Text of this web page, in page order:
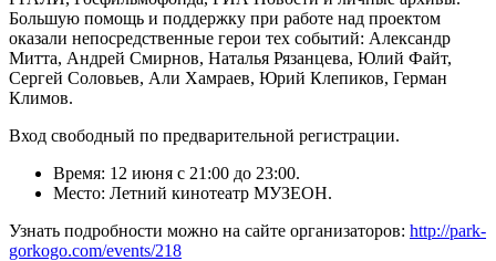
Большую помощь и поддержку при работе над проектом
оказали непосредственные герои тех событий: Александр
Митта, Андрей Смирнов, Наталья Рязанцева, Юлий Файт,
Сергей Соловьев, Али Хамраев, Юрий Клепиков, Герман
Климов.
Вход свободный по предварительной регистрации.
Время: 12 июня с 21:00 до 23:00.
Место: Летний кинотеатр МУЗЕОН.
Узнать подробности можно на сайте организаторов: http://park-
gorkogo.com/events/218